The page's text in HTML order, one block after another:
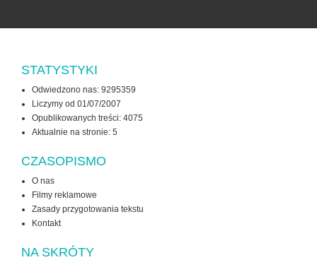
STATYSTYKI
Odwiedzono nas: 9295359
Liczymy od 01/07/2007
Opublikowanych treści: 4075
Aktualnie na stronie: 5
CZASOPISMO
O nas
Filmy reklamowe
Zasady przygotowania tekstu
Kontakt
NA SKRÓTY